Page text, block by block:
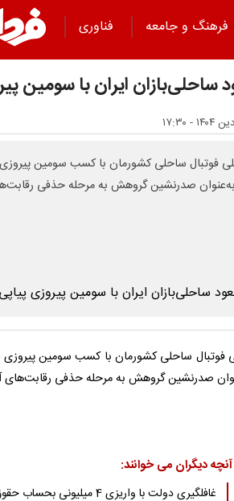
فرهنگ و جامعه
فناوری
ساحلی‌بازان ایران با سومین
آنچه دیگران می خوانند:
غافلگیری دولت با واریزی 4